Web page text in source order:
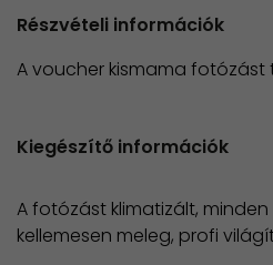
Részvételi információk
A voucher kismama
Kiegészítő információk
A fotózást klimatizált,
kellemesen meleg, profi